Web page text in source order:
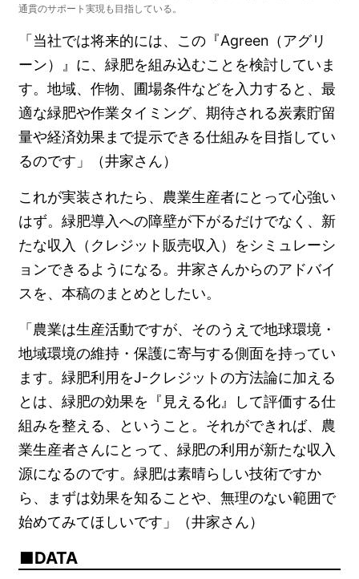
通貫のサポート実現も目指している。
「当社では将来的には、この『Agreen（アグリ
ーン）』に、緑肥を組み込むことを検討していま
す。地域、作物、圃場条件などを入力すると、最
適な緑肥や作業タイミング、期待される炭素貯留
量や経済効果まで提示できる仕組みを目指してい
るのです」（井家さん）
これが実装されたら、農業生産者にとって心強い
はず。緑肥導入への障壁が下がるだけでなく、新
たな収入（クレジット販売収入）をシミュレーシ
ョンできるようになる。井家さんからのアドバイ
スを、本稿のまとめとしたい。
「農業は生産活動ですが、そのうえで地球環境・
地域環境の維持・保護に寄与する側面を持ってい
ます。緑肥利用をJ-クレジットの方法論に加える
とは、緑肥の効果を『見える化』して評価する仕
組みを整える、ということ。それができれば、農
業生産者さんにとって、緑肥の利用が新たな収入
源になるのです。緑肥は素晴らしい技術ですか
ら、まずは効果を知ることや、無理のない範囲で
始めてみてほしいです」（井家さん）
DATA